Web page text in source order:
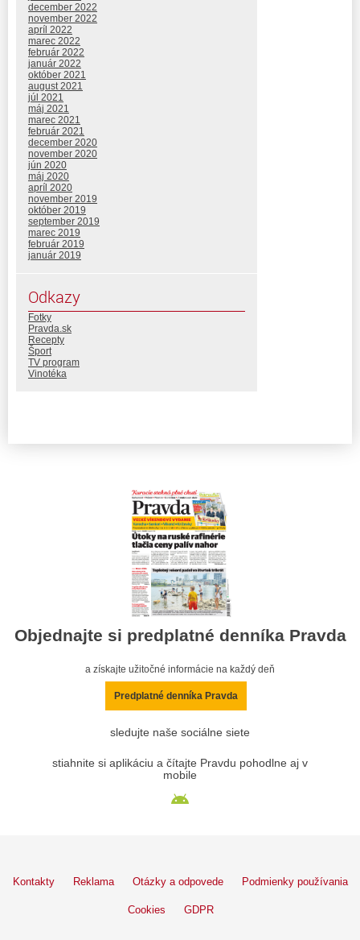
december 2022
november 2022
apríl 2022
marec 2022
február 2022
január 2022
október 2021
august 2021
júl 2021
máj 2021
marec 2021
február 2021
december 2020
november 2020
jún 2020
máj 2020
apríl 2020
november 2019
október 2019
september 2019
marec 2019
február 2019
január 2019
Odkazy
Fotky
Pravda.sk
Recepty
Šport
TV program
Vinotéka
Objednajte si predplatné denníka Pravda
a získajte užitočné informácie na každý deň
Predplatné denníka Pravda
sledujte naše sociálne siete
stiahnite si aplikáciu a čítajte Pravdu pohodlne aj v
mobile
Kontakty Reklama Otázky a odpovede Podmienky používania
Cookies GDPR